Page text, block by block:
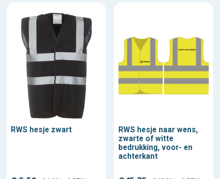
RWS hesje zwart
RWS hesje naar wens,
zwarte of witte
bedrukking, voor- en
achterkant